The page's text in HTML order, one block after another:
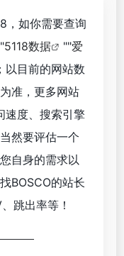
，如你需要查询
5118数据 ""爱
以目前的网站数
准，更多网站
速度、搜索引擎
然要评估一个
自身的需求以
BOSCO的站长
跳出率等！